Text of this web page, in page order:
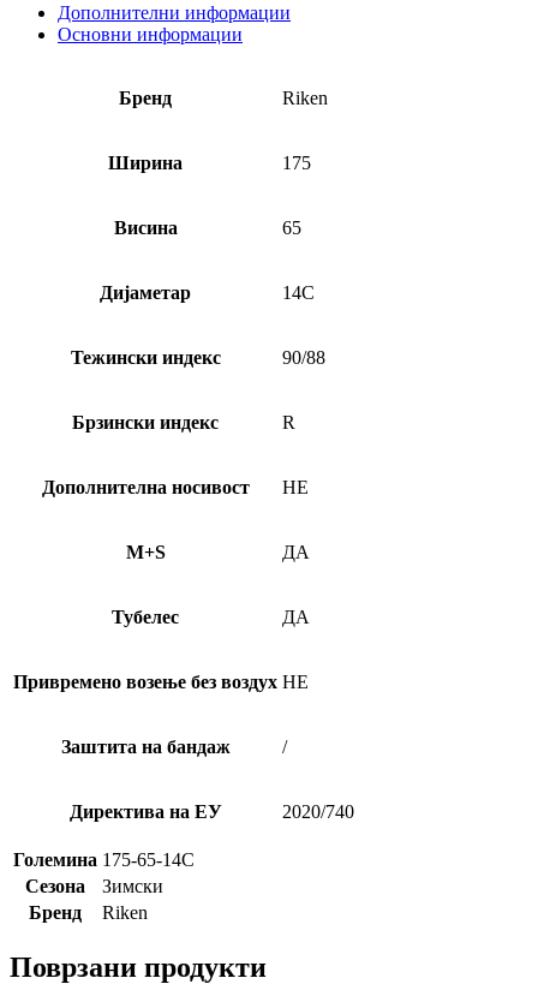
Дополнителни информации
Основни информации
Бренд Riken
Ширина 175
Висина 65
Дијаметар 14C
Тежински индекс 90/88
Брзински индекс R
Дополнителна носивост НЕ
M+S ДА
Тубелес ДА
Привремено возење без воздух НЕ
Заштита на бандаж /
Директива на ЕУ 2020/740
Големина 175-65-14C
Сезона
Зимски
Бренд
Riken
Поврзани продукти